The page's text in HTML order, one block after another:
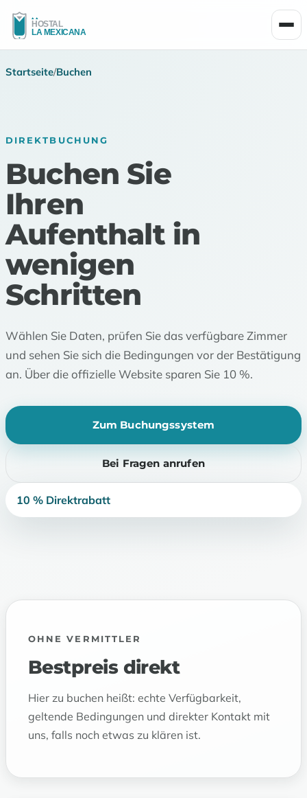
Startseite/Buchen
DIREKTBUCHUNG
Buchen Sie
Ihren
Aufenthalt in
wenigen
Schritten
Wählen Sie Daten, prüfen Sie das verfügbare Zimmer
und sehen Sie sich die Bedingungen vor der Bestätigung
an. Über die offizielle Website sparen Sie 10 %.
Zum Buchungssystem
Bei Fragen anrufen
10 % Direktrabatt
OHNE VERMITTLER
Bestpreis direkt
Hier zu buchen heißt: echte Verfügbarkeit,
geltende Bedingungen und direkter Kontakt mit
uns, falls noch etwas zu klären ist.